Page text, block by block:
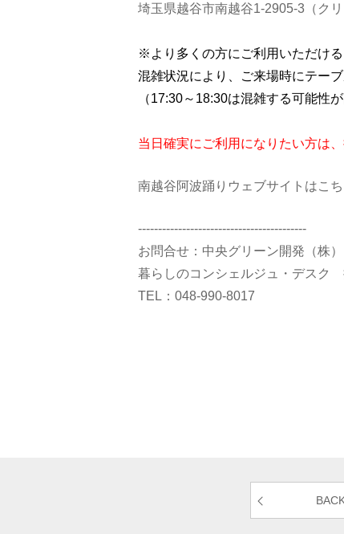
埼玉県越谷市南越谷1-2905-3 （ク
※より多くの方にご利用いただけ
混雑状況により、ご来場時にテー
（17:30～18:30は混雑する可能性が
当日確実にご利用になりたい方は
南越谷阿波踊りウェブサイトはこち
------------------------------------------
お問合せ：中央グリーン開発（株）
暮らしのコンシェルジュ・デスク
TEL：048‐990-8017